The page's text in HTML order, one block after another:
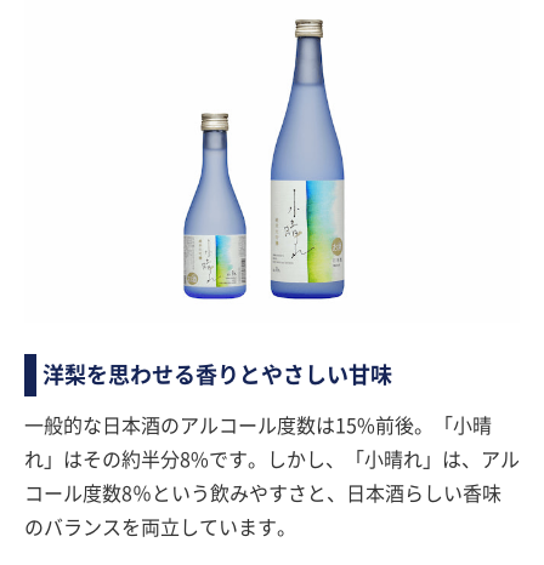
洋梨を思わせる香りとやさしい甘味
一般的な日本酒のアルコール度数は15%前後。「小晴
れ」はその約半分8%です。しかし、「小晴れ」は、アル
コール度数8％という飲みやすさと、日本酒らしい香味
のバランスを両立しています。